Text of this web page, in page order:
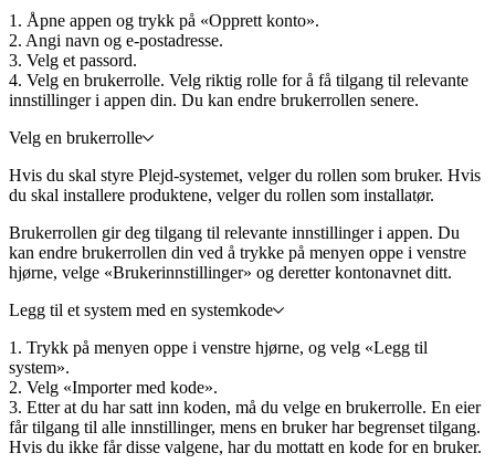
1. Åpne appen og trykk på «Opprett konto».
2. Angi navn og e-postadresse.
3. Velg et passord.
4. Velg en brukerrolle. Velg riktig rolle for å få tilgang til relevante
innstillinger i appen din. Du kan endre brukerrollen senere.
Velg en brukerrolle
Hvis du skal styre Plejd-systemet, velger du rollen som bruker. Hvis
du skal installere produktene, velger du rollen som installatør.
Brukerrollen gir deg tilgang til relevante innstillinger i appen. Du
kan endre brukerrollen din ved å trykke på menyen oppe i venstre
hjørne, velge «Brukerinnstillinger» og deretter kontonavnet ditt.
Legg til et system med en systemkode
1. Trykk på menyen oppe i venstre hjørne, og velg «Legg til
system».
2. Velg «Importer med kode».
3. Etter at du har satt inn koden, må du velge en brukerrolle. En eier
får tilgang til alle innstillinger, mens en bruker har begrenset tilgang.
Hvis du ikke får disse valgene, har du mottatt en kode for en bruker.